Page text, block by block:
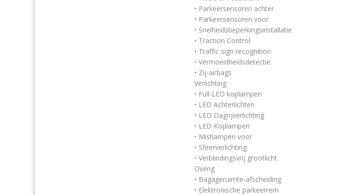
• Parkeersensoren achter
• Parkeersensoren voor
• Snelheidsbeperkingsinstallatie
• Traction Control
• Traffic sign recognition
• Vermoeidheidsdetectie
• Zij-airbags
Verlichting
• Full-LED koplampen
• LED Achterlichten
• LED Dagrijverlichting
• LED Koplampen
• Mistlampen voor
• Sfeerverlichting
• Verblindingsvrij grootlicht
Overig
• Bagageruimte-afscheiding
• Elektronische parkeerrem